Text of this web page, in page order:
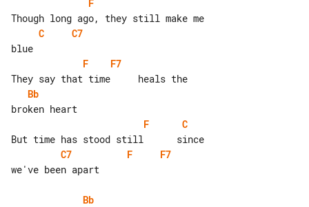
F
C
C7
F
F7
Bb
F
C
C7
F
F7
we've been apart
Bb